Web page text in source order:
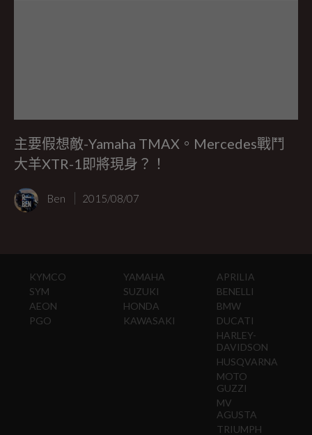
主要假想敵-Yamaha TMAX。Mercedes戰鬥
大羊XTR-1即將現身？！
Ben 2015/08/07
KYMCO
SYM
AEON
PGO
YAMAHA
SUZUKI
HONDA
KAWASAKI
APRILIA
BENELLI
BMW
DUCATI
HARLEY-
DAVIDSON
HUSQVARNA
MOTO
GUZZI
MV
AGUSTA
TRIUMPH